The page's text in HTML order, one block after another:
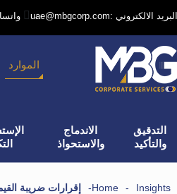
+971 52 uae@mbgcorp.com: البريد الالكتروني
الموارد
التدقيق
والتأكيد
الاندماج
والاستحواذ
Home - Insights
- إقرارات ضريبة